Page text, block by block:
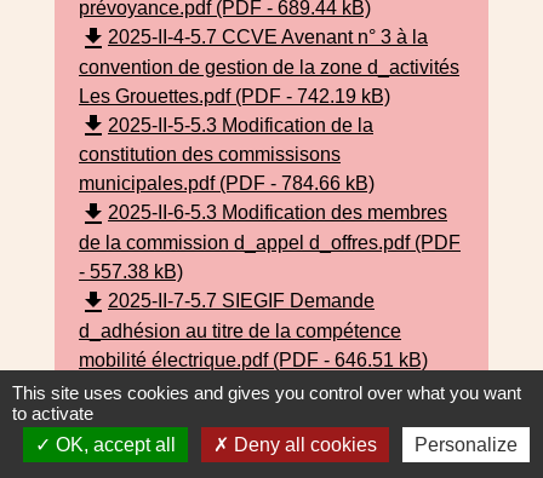
prévoyance.pdf (PDF - 689.44 kB)
file_download 2025-II-4-5.7 CCVE Avenant n° 3 à la
convention de gestion de la zone d_activités
Les Grouettes.pdf (PDF - 742.19 kB)
file_download 2025-II-5-5.3 Modification de la
constitution des commissisons
municipales.pdf (PDF - 784.66 kB)
file_download 2025-II-6-5.3 Modification des membres
de la commission d_appel d_offres.pdf (PDF
- 557.38 kB)
file_download 2025-II-7-5.7 SIEGIF Demande
d_adhésion au titre de la compétence
mobilité électrique.pdf (PDF - 646.51 kB)
file_download2025-II-8-5.7 SIEGIF Election des
délégués du conseil municipal au comité
syndical.pdf (PDF - 479.61 kB)
This site uses cookies and gives you control over what you want
to activate
OK, accept all
Deny all cookies Personalize